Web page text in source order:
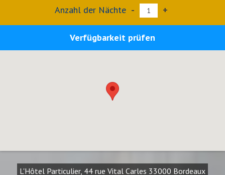
Anzahl der Nächte - +
Verfügbarkeit prüfen
L'Hôtel Particulier, 44 rue Vital Carles 33000 Bordeaux